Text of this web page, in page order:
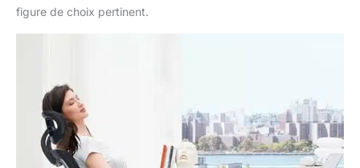
Le réglage de la
hauteur facile à utiliser
permet un ajustement
parfait à votre bureau,
figure de choix pertinent.